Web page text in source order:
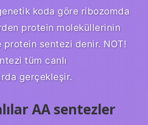
koda göre ribozomda
protein moleküllerinin
protein sentezi denir. NOT!
tüm canlı
gerçekleşir.
AA sentezler